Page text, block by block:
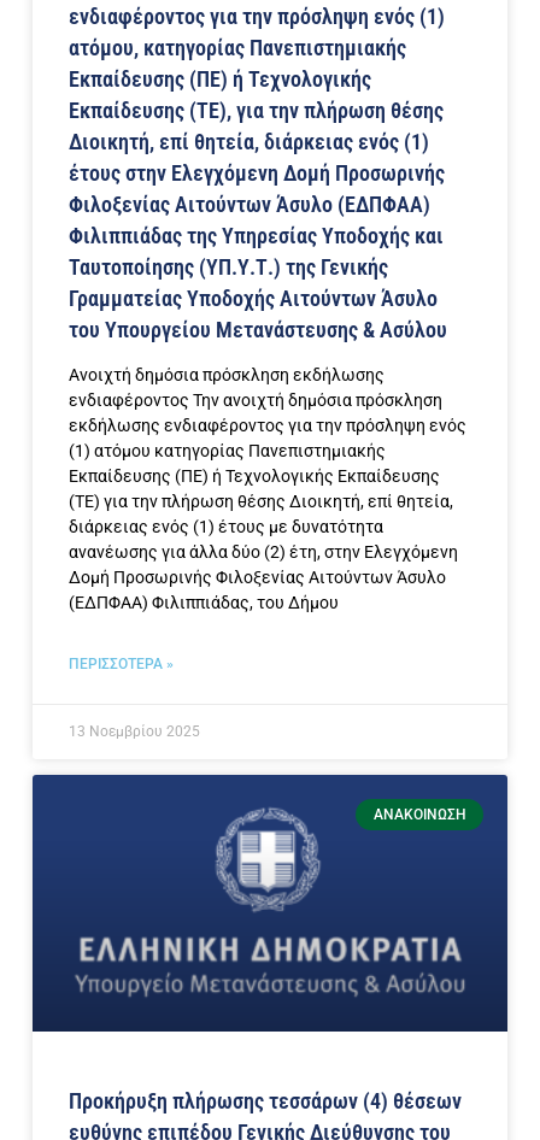
ενδιαφέροντος για την πρόσληψη ενός (1)
ατόμου, κατηγορίας Πανεπιστημιακής
Εκπαίδευσης (ΠΕ) ή Τεχνολογικής
Εκπαίδευσης (ΤΕ), για την πλήρωση θέσης
Διοικητή, επί θητεία, διάρκειας ενός (1)
έτους στην Ελεγχόμενη Δομή Προσωρινής
Φιλοξενίας Αιτούντων Άσυλο (ΕΔΠΦΑΑ)
Φιλιππιάδας της Υπηρεσίας Υποδοχής και
Ταυτοποίησης (ΥΠ.Υ.Τ.) της Γενικής
Γραμματείας Υποδοχής Αιτούντων Άσυλο
του Υπουργείου Μετανάστευσης & Ασύλου
Aνοιχτή δημόσια πρόσκληση εκδήλωσης
ενδιαφέροντος Την ανοιχτή δημόσια πρόσκληση
εκδήλωσης ενδιαφέροντος για την πρόσληψη ενός
(1) ατόμου κατηγορίας Πανεπιστημιακής
Εκπαίδευσης (ΠΕ) ή Τεχνολογικής Εκπαίδευσης
(ΤΕ) για την πλήρωση θέσης Διοικητή, επί θητεία,
διάρκειας ενός (1) έτους με δυνατότητα
ανανέωσης για άλλα δύο (2) έτη, στην Ελεγχόμενη
Δομή Προσωρινής Φιλοξενίας Αιτούντων Άσυλο
(ΕΔΠΦΑΑ) Φιλιππιάδας, του Δήμου
ΠΕΡΙΣΣΟΤΕΡΑ »
13 Νοεμβρίου 2025
ΑΝΑΚΟΊΝΩΣΗ
Προκήρυξη πλήρωσης τεσσάρων (4) θέσεων
ευθύνης επιπέδου Γενικής Διεύθυνσης του